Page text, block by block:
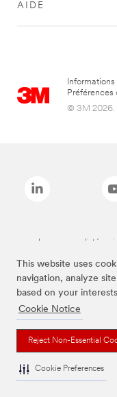
This website uses
navigation, analyze
based on your
Cookie Notice
Reject Non-Essential
Cookie Preferences
AIDE
Préférences
© 3M 2026.
Les marques listées